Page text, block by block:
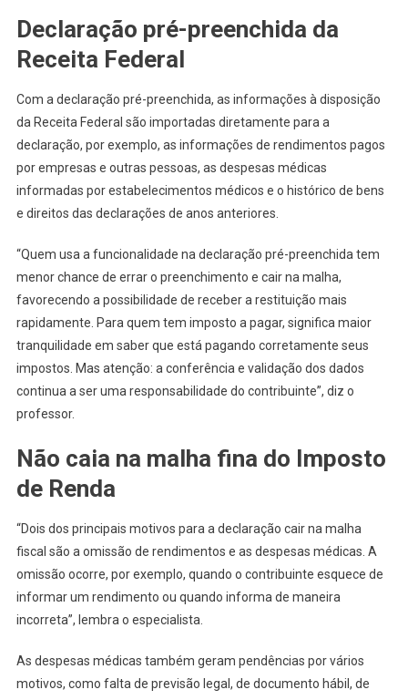
Declaração pré-preenchida da
Receita Federal
Com a declaração pré-preenchida, as informações à disposição
da Receita Federal são importadas diretamente para a
declaração, por exemplo, as informações de rendimentos pagos
por empresas e outras pessoas, as despesas médicas
informadas por estabelecimentos médicos e o histórico de bens
e direitos das declarações de anos anteriores.
“Quem usa a funcionalidade na declaração pré-preenchida tem
menor chance de errar o preenchimento e cair na malha,
favorecendo a possibilidade de receber a restituição mais
rapidamente. Para quem tem imposto a pagar, significa maior
tranquilidade em saber que está pagando corretamente seus
impostos. Mas atenção: a conferência e validação dos dados
continua a ser uma responsabilidade do contribuinte”, diz o
professor.
Não caia na malha fina do Imposto
de Renda
“Dois dos principais motivos para a declaração cair na malha
fiscal são a omissão de rendimentos e as despesas médicas. A
omissão ocorre, por exemplo, quando o contribuinte esquece de
informar um rendimento ou quando informa de maneira
incorreta”, lembra o especialista.
As despesas médicas também geram pendências por vários
motivos, como falta de previsão legal, de documento hábil, de